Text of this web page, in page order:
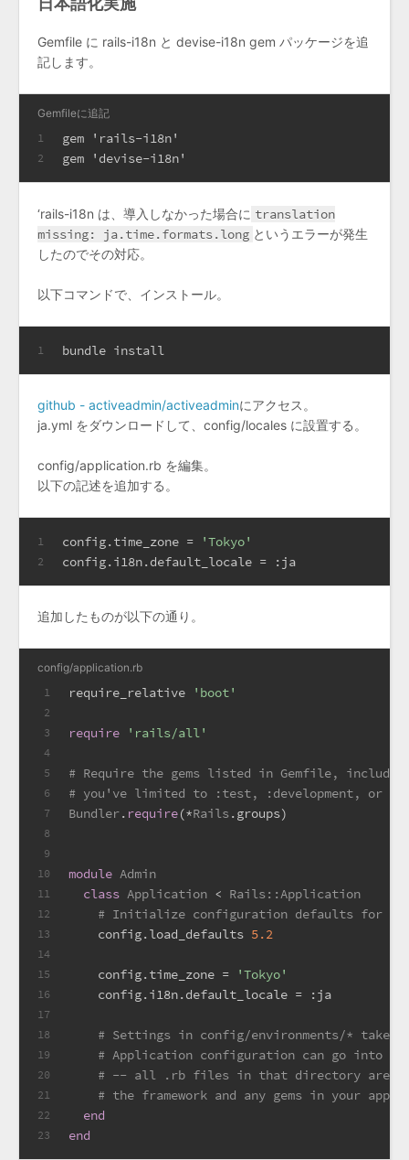
Gemfile に rails-i18n と devise-i18n gem パッケージを追
記します。
Gemfileに追記
1
2
gem 'rails-i18n'
gem 'devise-i18n'
‘rails-i18n は、導入しなかった場合に translation
missing: ja.time.formats.long というエラーが発生
したのでその対応。
以下コマンドで、インストール。
1 bundle install
github - activeadmin/activeadminにアクセス。
ja.yml をダウンロードして、config/locales に設置する。
config/application.rb を編集。
以下の記述を追加する。
1
2
config.time_zone =
'Tokyo'
config.i18n.default_locale =
:ja
追加したものが以下の通り。
config/application.rb
1
2
3
4
5
6
7
8
9
10
11
12
13
14
15
16
17
18
19
20
21
22
23
require_relative 'boot'
require 'rails/all'
# Require the gems listed in Gemfile, including
# you've limited to :test, :development, or
Bundler. require(*Rails .groups)
module Admin
class Application < Rails::Application
# Initialize configuration defaults for
    config.load_defaults
5.2
    config.time_zone =
'Tokyo'
    config.i18n.default_locale =
:ja
# Settings in config/environments/* take
# Application configuration can go
# -- all .rb files in that directory are
# the framework and any gems in your
end
end